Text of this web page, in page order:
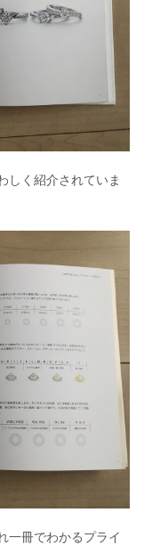
しく紹介されていま
一冊でわかるプライ